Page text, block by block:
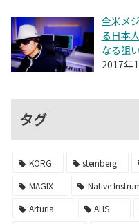
全米メ
る日本
なる狙い
2017年
タグ
KORG steinberg
MAGIX
Native
Arturia
AHS